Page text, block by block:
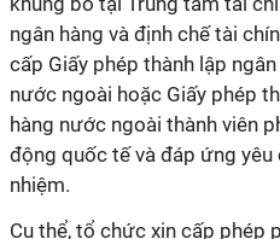
ngân hàng và định chế tài
cấp Giấy phép thành lập
nước ngoài hoặc Giấy phép
hàng nước ngoài thành viên
động quốc tế và đáp ứng yêu
nhiệm.
Cụ thể, tổ chức xin cấp phép